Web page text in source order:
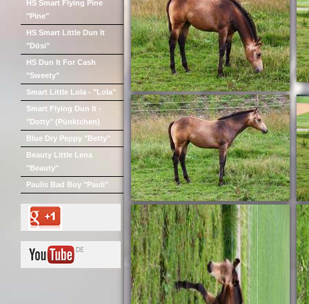
HS Smart Flying Pine
"Pine"
HS Smart Little Dun It
"Dösi"
HS Dun It For Cash
"Sweety"
Smart Little Lola - "Lola"
Smart Flying Dun It -
"Dotty" (Pünktchen)
Blue Dry Peppy "Betty"
Beauty Little Lena
"Beauty"
Paulis Bad Boy "Pauli"